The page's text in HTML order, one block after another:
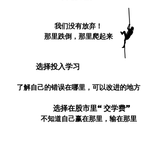
我们没有放弃！
那里跌倒，那里爬起来
选择投入学习
了解自己的错误在哪里，可以改进的地方
选择在股市里“交学费”
不知道自己赢在那里，输在那里